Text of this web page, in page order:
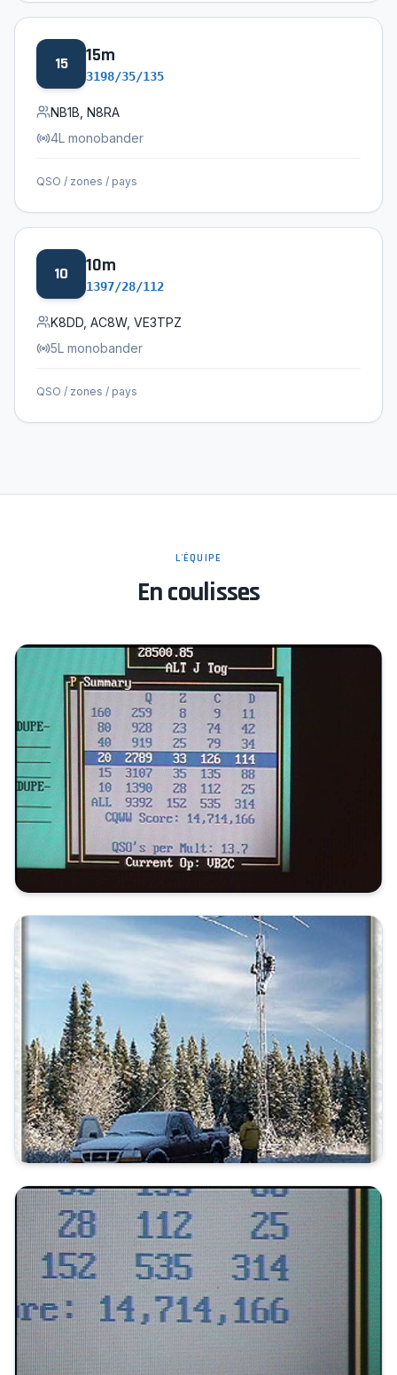
15 15m
3198/35/135
NB1B, N8RA
4L monobander
QSO / zones / pays
10 10m
1397/28/112
K8DD, AC8W, VE3TPZ
5L monobander
QSO / zones / pays
L'ÉQUIPE
En coulisses